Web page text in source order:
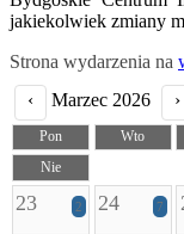
jakiekolwiek zmiany
Strona wydarzenia na
‹
Marzec 2026 ›
Pon Wto
Nie
23 2 24 7